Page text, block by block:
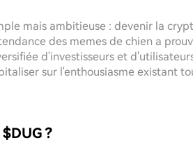
mais ambitieuse : devenir la
des memes de chien a
d'investisseurs et
sur l'enthousiasme existant
?